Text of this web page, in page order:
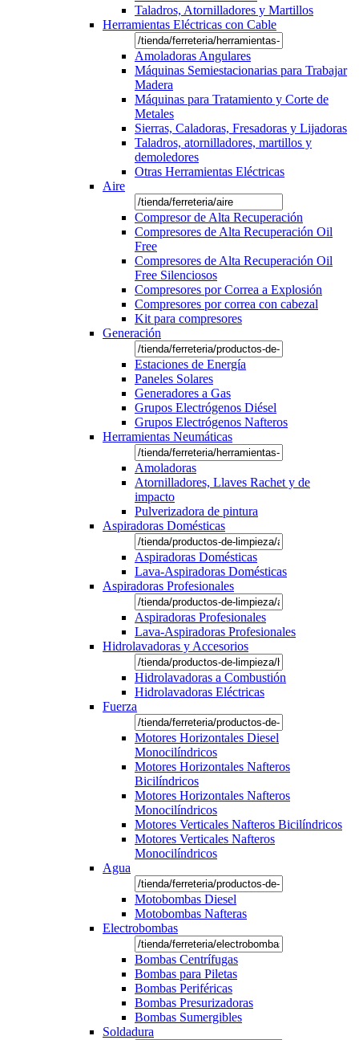
Taladros, Atornilladores y Martillos
Herramientas Eléctricas con Cable
Amoladoras Angulares
Máquinas Semiestacionarias para Trabajar
Madera
Máquinas para Tratamiento y Corte de
Metales
Sierras, Caladoras, Fresadoras y Lijadoras
Taladros, atornilladores, martillos y
demoledores
Otras Herramientas Eléctricas
Aire
Compresor de Alta Recuperación
Compresores de Alta Recuperación Oil
Free
Compresores de Alta Recuperación Oil
Free Silenciosos
Compresores por Correa a Explosión
Compresores por correa con cabezal
Kit para compresores
Generación
Estaciones de Energía
Paneles Solares
Generadores a Gas
Grupos Electrógenos Diésel
Grupos Electrógenos Nafteros
Herramientas Neumáticas
Amoladoras
Atornilladores, Llaves Rachet y de
impacto
Pulverizadora de pintura
Aspiradoras Domésticas
Aspiradoras Domésticas
Lava-Aspiradoras Domésticas
Aspiradoras Profesionales
Aspiradoras Profesionales
Lava-Aspiradoras Profesionales
Hidrolavadoras y Accesorios
Hidrolavadoras a Combustión
Hidrolavadoras Eléctricas
Fuerza
Motores Horizontales Diesel
Monocilíndricos
Motores Horizontales Nafteros
Bicilíndricos
Motores Horizontales Nafteros
Monocilíndricos
Motores Verticales Nafteros Bicilíndricos
Motores Verticales Nafteros
Monocilíndricos
Agua
Motobombas Diesel
Motobombas Nafteras
Electrobombas
Bombas Centrífugas
Bombas para Piletas
Bombas Periféricas
Bombas Presurizadoras
Bombas Sumergibles
Soldadura